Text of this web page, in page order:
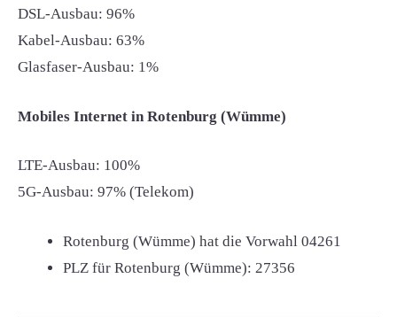
DSL-Ausbau: 96%
Kabel-Ausbau: 63%
Glasfaser-Ausbau: 1%
Mobiles Internet in Rotenburg (Wümme)
LTE-Ausbau: 100%
5G-Ausbau: 97% (Telekom)
Rotenburg (Wümme) hat die Vorwahl 04261
PLZ für Rotenburg (Wümme): 27356